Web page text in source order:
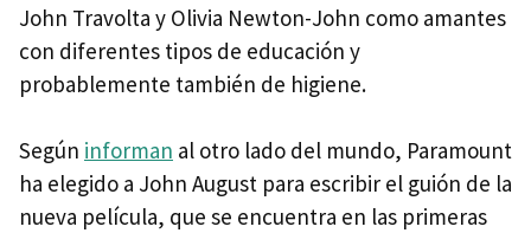
John Travolta y Olivia Newton-John como amantes
con diferentes tipos de educación y
probablemente también de higiene.
Según informan al otro lado del mundo, Paramount
ha elegido a John August para escribir el guión de la
nueva película, que se encuentra en las primeras